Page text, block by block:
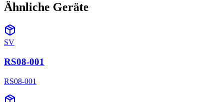
Ähnliche Geräte
SV
RS08-001
RS08-001